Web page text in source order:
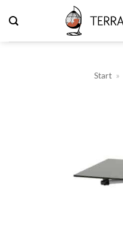
Inhalt
springen
Start »